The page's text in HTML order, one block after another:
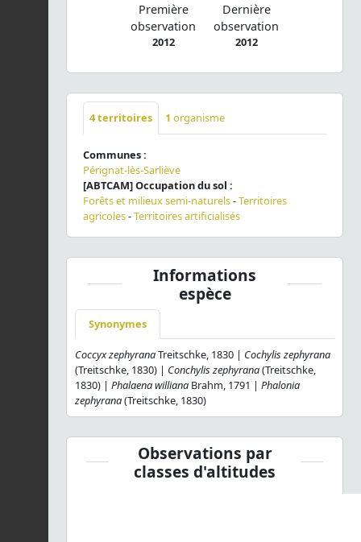
Première
observation
2012
Dernière
observation
2012
4territoires 1 organisme
Communes :
Pérignat-lès-Sarliève
[ABTCAM] Occupation du sol :
Forêts et milieux semi-naturels-Territoires
agricoles-Territoires artificialisés
Informations
espèce
Synonymes
Coccyx zephyranaTreitschke, 1830 | Cochylis zephyrana
(Treitschke, 1830) | Conchylis zephyrana(Treitschke,
1830) | Phalaena williana Brahm, 1791 | Phalonia
zephyrana(Treitschke, 1830)
Observations par
classes d'altitudes